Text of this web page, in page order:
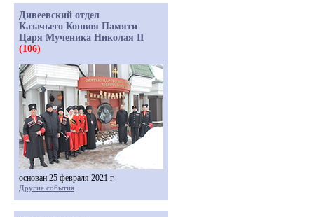
Дивеевский отдел
Казачьего Конвоя Памяти
Царя Мученика Николая II
(106)
основан 25 февраля 2021 г.
Другие события